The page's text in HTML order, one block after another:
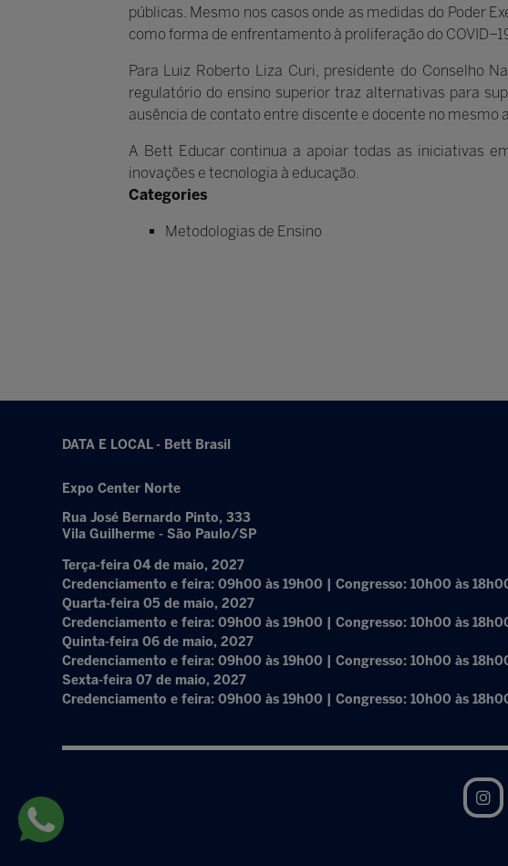
públicas. Mesmo nos casos onde as medidas do Poder
como forma de enfrentamento à proliferação do
Para Luiz Roberto Liza Curi, presidente do Conselho
regulatório do ensino superior traz alternativas para
ausência de contato entre discente e docente no
A Bett Educar continua a apoiar todas as iniciativas
inovações e tecnologia à educação.
Categories
Metodologias de Ensino
DATA E LOCAL - Bett Brasil
Expo Center Norte
Rua José Bernardo Pinto, 333
Vila Guilherme - São Paulo/SP
Terça-feira 04 de maio, 2027
Credenciamento e feira: 09h00 às 19h00 | Congresso: 10h00 às
Quarta-feira 05 de maio, 2027
Credenciamento e feira: 09h00 às 19h00 | Congresso: 10h00 às
Quinta-feira 06 de maio, 2027
Credenciamento e feira: 09h00 às 19h00 | Congresso: 10h00 às
Sexta-feira 07 de maio, 2027
Credenciamento e feira: 09h00 às 19h00 | Congresso: 10h00 às